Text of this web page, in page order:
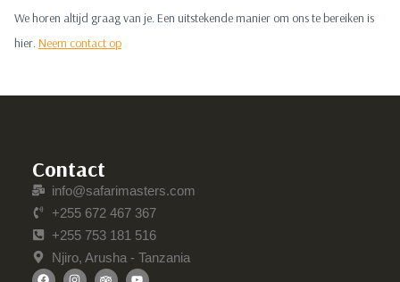
We horen altijd graag van je. Een uitstekende manier om ons te bereiken is
hier. Neem contact op
Contact
info@safarimasters.com
+255 672 467 367
+255 753 181 516
Njiro, Arusha - Tanzania